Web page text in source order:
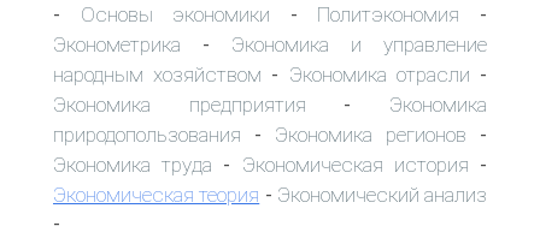
- Основы экономики - Политэкономия -
Эконометрика - Экономика и управление
народным хозяйством - Экономика отрасли -
Экономика предприятия - Экономика
природопользования - Экономика регионов -
Экономика труда - Экономическая история -
Экономическая теория - Экономический анализ
-